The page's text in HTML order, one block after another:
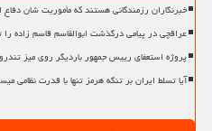
خبرنگاران رزمندگانی هستند که مأموریت شان
عراقچی در پیامی درگذشت ابوالقاسم قاسم زاده
پروژه استعفای رییس جمهور باردیگر روی میز
آیا تسلط ایران بر تنگه هرمز تنها با قدرت نظامی